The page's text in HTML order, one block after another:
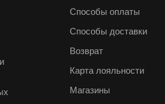
Способы оплаты
Способы доставки
Возврат
Карта лояльности
Магазины